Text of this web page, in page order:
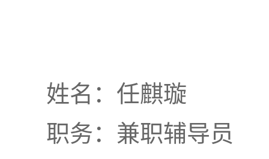
姓名：任麒璇
职务：兼职辅导员